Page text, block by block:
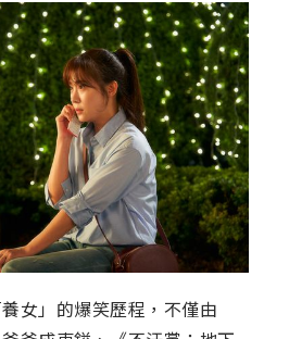
女」的爆笑歷程，不僅由